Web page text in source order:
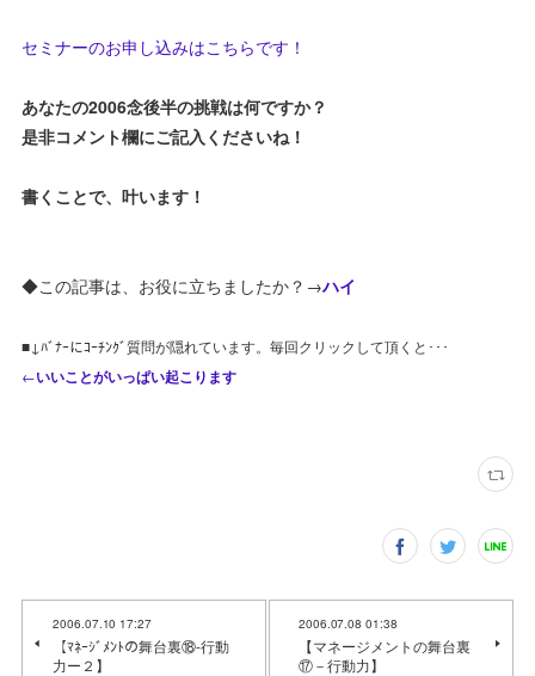
セミナーのお申し込みはこちらです！
あなたの2006念後半の挑戦は何ですか？
是非コメント欄にご記入くださいね！
書くことで、叶います！
◆この記事は、お役に立ちましたか？→ハイ
■↓ﾊﾞﾅｰにｺｰﾁﾝｸﾞ質問が隠れています。毎回クリックして頂くと･･･
←いいことがいっぱい起こります
2006.07.10 17:27
【ﾏﾈｰｼﾞﾒﾝﾄの舞台裏⑱-行動
力ー２】
2006.07.08 01:38
【マネージメントの舞台裏
⑰－行動力】